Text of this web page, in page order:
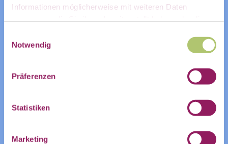
Informationen möglicherweise mit weiteren Daten
haben.
Notwendig
Präferenzen
Statistiken
Marketing
persönliches
Postfach:
Name